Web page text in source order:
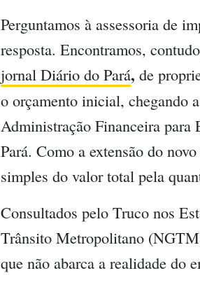
Perguntamos à assessoria de
resposta. Encontramos,
jornal Diário do Pará, de
o orçamento inicial, chegando
Administração Financeira para
Pará. Como a extensão do
simples do valor total pela
Consultados pelo Truco nos
Trânsito Metropolitano
que não abarca a realidade do